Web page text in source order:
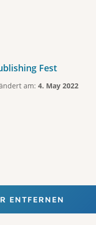
Fest
am: 4. May 2022
ENTFERNEN